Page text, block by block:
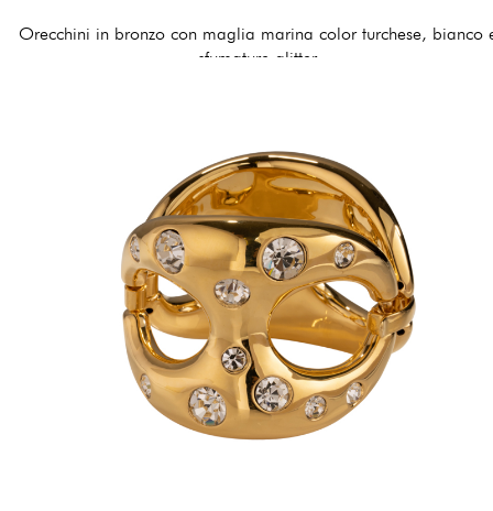
Orecchini in bronzo con maglia marina color turchese, bianco
sfumature glitter